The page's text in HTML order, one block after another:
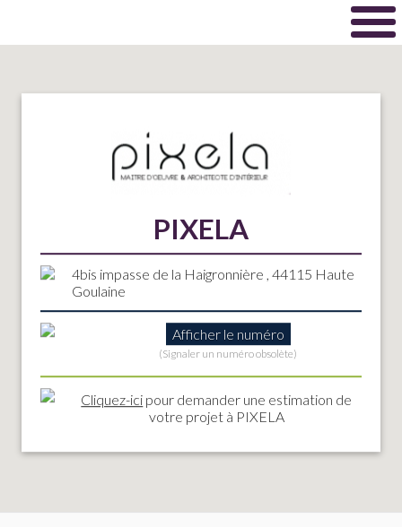
PIXELA
4bis impasse de la Haigronnière , 44115 Haute
Goulaine
Afficher le numéro
(Signaler un numéro obsolète)
Cliquez-ici pour demander une estimation de
votre projet à PIXELA